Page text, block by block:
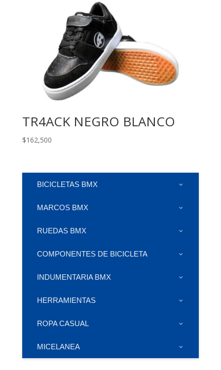
desde
$180,000
hasta
$188,000
TR4ACK NEGRO BLANCO
$162,500
BICICLETAS BMX
MARCOS BMX
RUEDAS BMX
COMPONENTES DE BICICLETA
INDUMENTARIA BMX
HERRAMIENTAS
ROPA CASUAL
MICELANEA